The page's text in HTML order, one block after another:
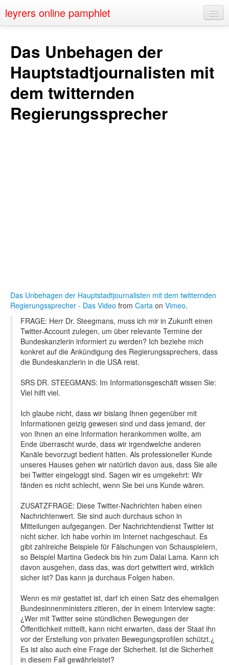
leyrers online pamphlet
About
Public Speaking
Nerd Events
Contact
Das Unbehagen der
Hauptstadtjournalisten mit
dem twitternden
Regierungssprecher
Das Unbehagen der Hauptstadtjournalisten mit dem twitternden
Regierungssprecher - Das Video from Carta on Vimeo.
FRAGE: Herr Dr. Steegmans, muss ich mir in Zukunft einen
Twitter-Account zulegen, um über relevante Termine der
Bundeskanzlerin informiert zu werden? Ich beziehe mich
konkret auf die Ankündigung des Regierungssprechers, dass
die Bundeskanzlerin in die USA reist.
SRS DR. STEEGMANS: Im Informationsgeschäft wissen Sie:
Viel hilft viel.
Ich glaube nicht, dass wir bislang Ihnen gegenüber mit
Informationen geizig gewesen sind und dass jemand, der
von Ihnen an eine Information herankommen wollte, am
Ende überrascht wurde, dass wir irgendwelche anderen
Kanäle bevorzugt bedient hätten. Als professioneller Kunde
unseres Hauses gehen wir natürlich davon aus, dass Sie alle
bei Twitter eingeloggt sind. Sagen wir es umgekehrt: Wir
fänden es nicht schlecht, wenn Sie bei uns Kunde wären.
ZUSATZFRAGE: Diese Twitter-Nachrichten haben einen
Nachrichtenwert. Sie sind auch durchaus schon in
Mitteilungen aufgegangen. Der Nachrichtendienst Twitter ist
nicht sicher. Ich habe vorhin im Internet nachgeschaut. Es
gibt zahlreiche Beispiele für Fälschungen von Schauspielern,
so Beispiel Martina Gedeck bis hin zum Dalai Lama. Kann ich
davon ausgehen, dass das, was dort getwittert wird, wirklich
sicher ist? Das kann ja durchaus Folgen haben.
Wenn es mir gestattet ist, darf ich einen Satz des ehemaligen
Bundesinnenministers zitieren, der in einem Interview sagte:
¿Wer mit Twitter seine stündlichen Bewegungen der
Öffentlichkeit mitteilt, kann nicht erwarten, dass der Staat ihn
vor der Erstellung von privaten Bewegungsprofilen schützt.¿
Es ist also auch eine Frage der Sicherheit. Ist die Sicherheit
in diesem Fall gewährleistet?